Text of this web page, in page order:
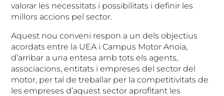
valorar les necessitats i possibilitats i definir les
millors accions pel sector.
Aquest nou conveni respon a un dels objectius
acordats entre la UEA i Campus Motor Anoia,
d’arribar a una entesa amb tots els agents,
associacions, entitats i empreses del sector del
motor, per tal de treballar per la competitivitats de
les empreses d’aquest sector aprofitant les